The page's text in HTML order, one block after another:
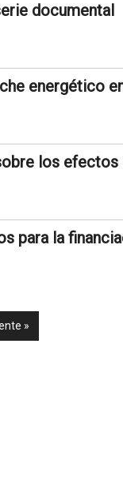
documental
energético
los efectos
para la
»